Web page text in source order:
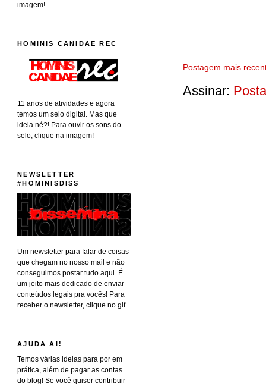
Postagem mais
Assinar:
imagem!
HOMINIS CANIDAE REC
11 anos de atividades e agora
temos um selo digital. Mas que
ideia né?! Para ouvir os sons do
selo, clique na imagem!
NEWSLETTER
#HOMINISDISS
Um newsletter para falar de coisas
que chegam no nosso mail e não
conseguimos postar tudo aqui. É
um jeito mais dedicado de enviar
conteúdos legais pra vocês! Para
receber o newsletter, clique no gif.
AJUDA AI!
Temos várias ideias para por em
prática, além de pagar as contas
do blog! Se você quiser contribuir